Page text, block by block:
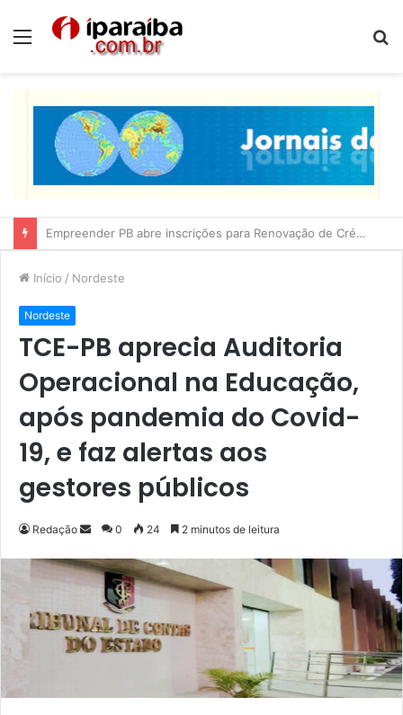
Menu
Lucas Ribeiro inspeciona obras da última etapa do Centro de Convenções
Início / Nordeste
Nordeste
TCE-PB aprecia Auditoria
Operacional na Educação,
após pandemia do Covid-
19, e faz alertas aos
gestores públicos
Redação
n
e
u
-
0 24 2 minutos de leitura